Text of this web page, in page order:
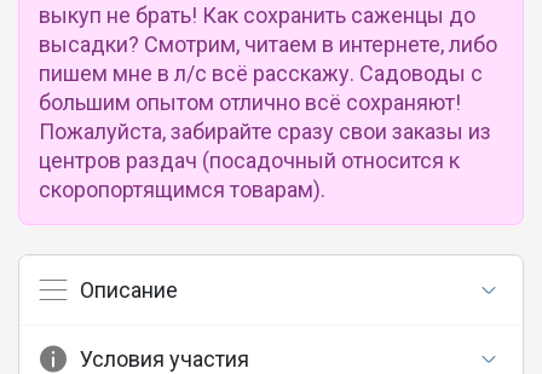
выкуп не брать! Как сохранить саженцы до
высадки? Смотрим, читаем в интернете, либо
пишем мне в л/с всё расскажу. Садоводы с
большим опытом отлично всё сохраняют!
Пожалуйста, забирайте сразу свои заказы из
центров раздач (посадочный относится к
скоропортящимся товарам).
Описание
Условия участия